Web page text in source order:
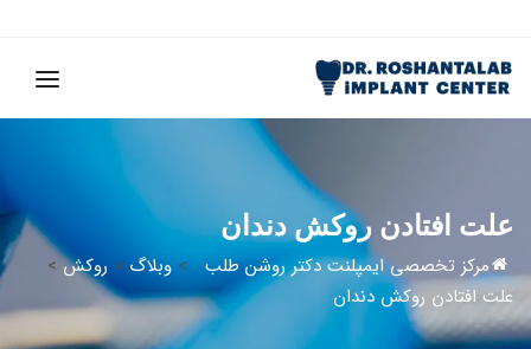
علت افتادن روکش دندان
مرکز تخصصی ایمپلنت دکتر روشن طلب >وبلاگ > روکش>
علت افتادن روکش دندان